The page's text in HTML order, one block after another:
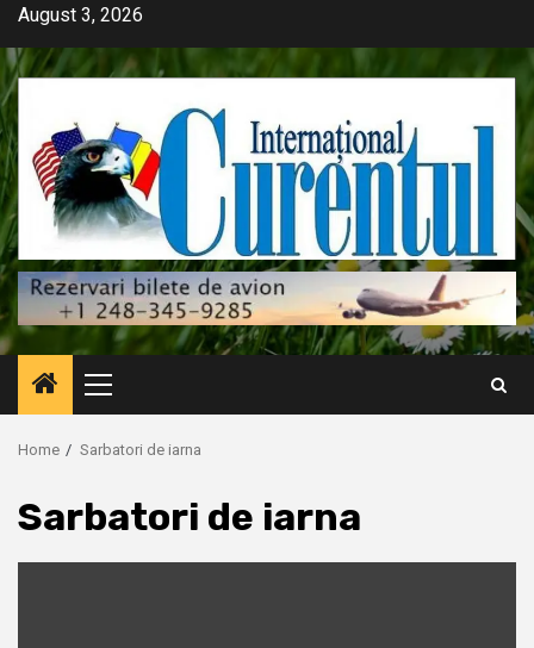
Skip
content
August 3, 2026
Primary
Menu
Home Sarbatori de iarna
Sarbatori de iarna